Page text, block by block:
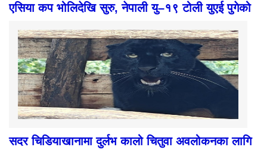
एसिया कप भोलिदेखि सुरु, नेपाली यु–१९ टोली युएई पुगेको
सदर चिडियाखानामा दुर्लभ कालो चितुवा अवलोकनका लागि